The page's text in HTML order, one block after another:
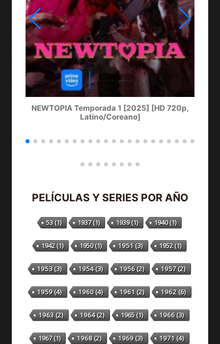
NEWTOPIA Temporada 1 [2025] [HD 720p,
Latino/Coreano]
PELÍCULAS Y SERIES POR AÑO
53(1) 1937(1) 1939(1) 1940(1)
1942(1) 1950(1) 1951 (3) 1952(1)
1953(3) 1954(3) 1956(2) 1957(2)
1959(4) 1960(4) 1961 (2) 1962(6)
1963(2) 1964(2) 1965(1) 1966(3)
1967(1) 1968(2) 1969(3) 1971 (4)